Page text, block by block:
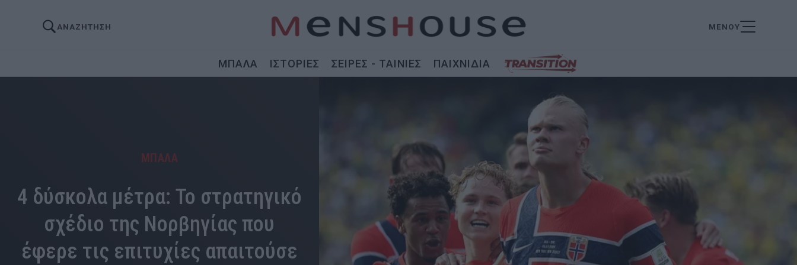
ΑΝΑΖΗΤΗΣΗ ΜΕΝΟΥ
ΜΠΑΛΑ ΙΣΤΟΡΙΕΣ ΣΕΙΡΕΣ - ΤΑΙΝΙΕΣ ΠΑΙΧΝΙΔΙΑ
ΜΠΑΛΑ
4 δύσκολα μέτρα: Το στρατηγικό
σχέδιο της Νορβηγίας που
έφερε τις επιτυχίες απαιτούσε